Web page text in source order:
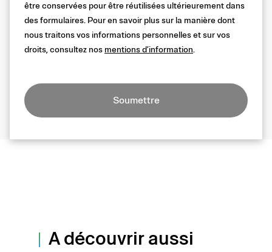
être conservées pour être réutilisées ultérieurement dans
des formulaires. Pour en savoir plus sur la manière dont
nous traitons vos informations personnelles et sur vos
droits, consultez nos mentions d’information.
Soumettre
A découvrir aussi